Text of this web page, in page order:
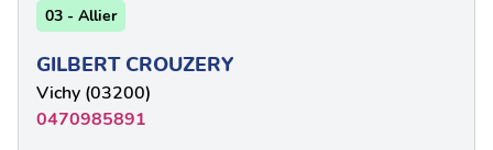
03 - Allier
GILBERT CROUZERY
Vichy (03200)
0470985891